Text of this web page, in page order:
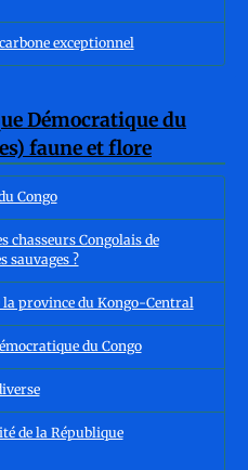
exceptionnel
Congo
chasseurs Congolais de
sauvages ?
la province du Kongo-Central
du Congo
de la République